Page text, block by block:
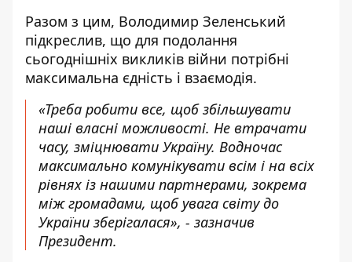
Разом з цим, Володимир Зеленський
підкреслив, що для подолання
сьогоднішніх викликів війни потрібні
максимальна єдність і взаємодія.
«Треба робити все, щоб збільшувати
наші власні можливості. Не втрачати
часу, зміцнювати Україну. Водночас
максимально комунікувати всім і на всіх
рівнях із нашими партнерами, зокрема
між громадами, щоб увага світу до
України зберігалася», - зазначив
Президент.